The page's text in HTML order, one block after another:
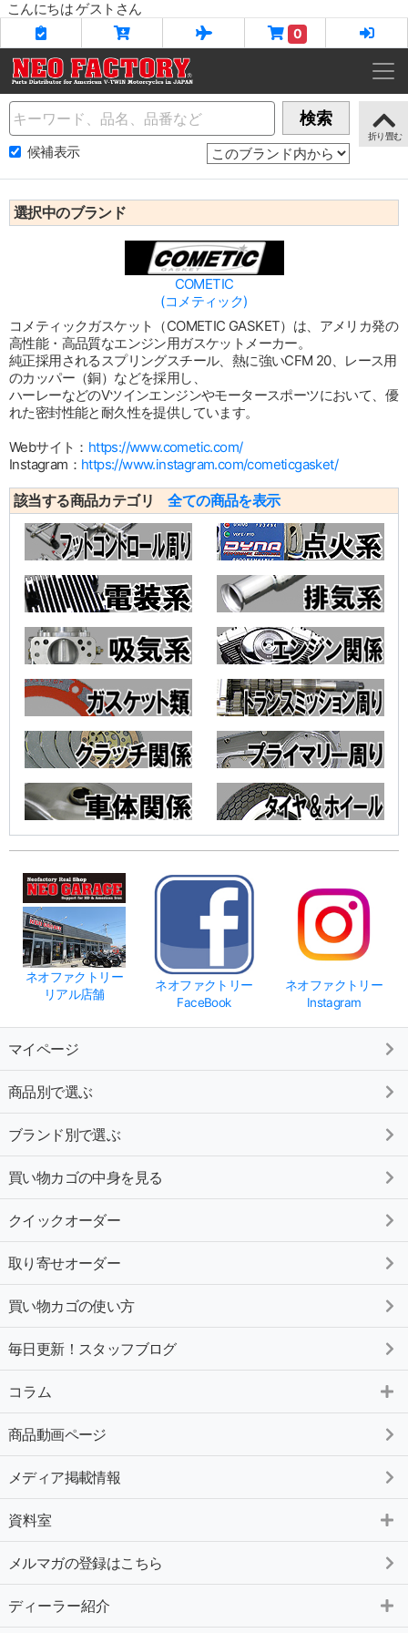
こんにちは ゲストさん
0
Name 検索
候補表示
選択中のブランド
COMETIC
(コメティック)
コメティックガスケット（COMETIC GASKET）は、アメリカ発の
高性能・高品質なエンジン用ガスケットメーカー。
純正採用されるスプリングスチール、熱に強いCFM 20、レース用
のカッパー（銅）などを採用し、
ハーレーなどのVツインエンジンやモータースポーツにおいて、優
れた密封性能と耐久性を提供しています。
Webサイト： https://www.cometic.com/
Instagram： https://www.instagram.com/cometicgasket/
該当する商品カテゴリ全ての商品を表示
ネオファクトリー
リアル店舗
ネオファクトリー
FaceBook
ネオファクトリー
Instagram
マイページ
商品別で選ぶ
ブランド別で選ぶ
買い物カゴの中身を見る
クイックオーダー
取り寄せオーダー
買い物カゴの使い方
毎日更新！スタッフブログ
コラム
商品動画ページ
メディア掲載情報
資料室
メルマガの登録はこちら
ディーラー紹介